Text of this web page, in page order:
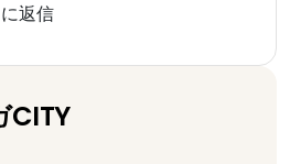
返信
CITY